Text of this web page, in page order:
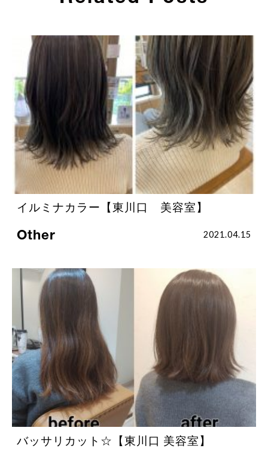
イルミナカラー【東川口 美容室】
Other 2021.04.15
バッサリカット☆【東川口 美容室】